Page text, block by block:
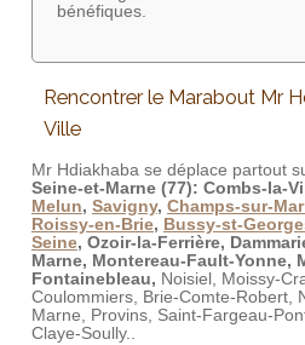
bénéfiques.
Rencontrer le Marabout Mr
Ville
Mr Hdiakhaba se déplace partout
Seine-et-Marne (77): Combs-la-
Melun, Savigny, Champs-sur-
Roissy-en-Brie, Bussy-st-
Seine, Ozoir-la-Ferrière,
Marne, Montereau-Fault-Yonne,
Fontainebleau, Noisiel, Moissy-
Coulommiers, Brie-Comte-Robert,
Marne, Provins, Saint-Fargeau-
Claye-Soully..